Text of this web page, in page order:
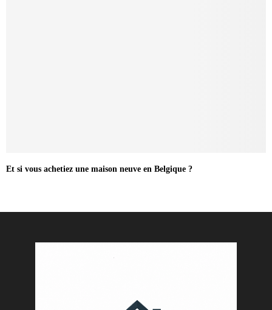
Et si vous achetiez une maison neuve en Belgique ?